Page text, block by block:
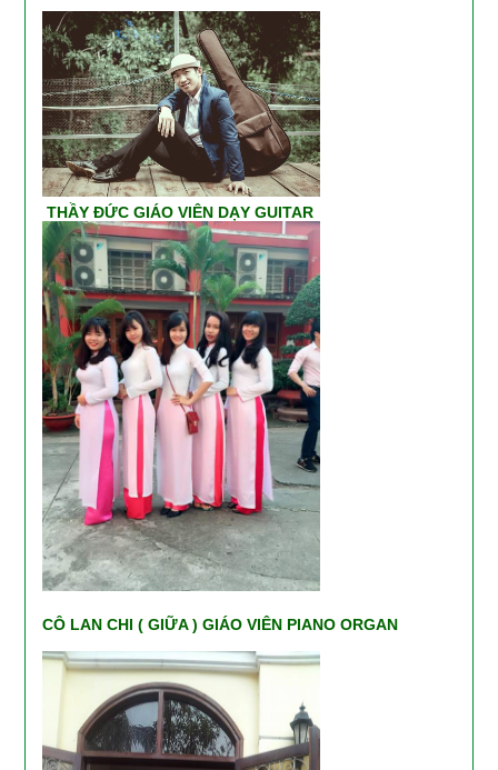
THẦY ĐỨC GIÁO VIÊN DẠY GUITAR
CÔ LAN CHI ( GIỮA ) GIÁO VIÊN PIANO ORGAN